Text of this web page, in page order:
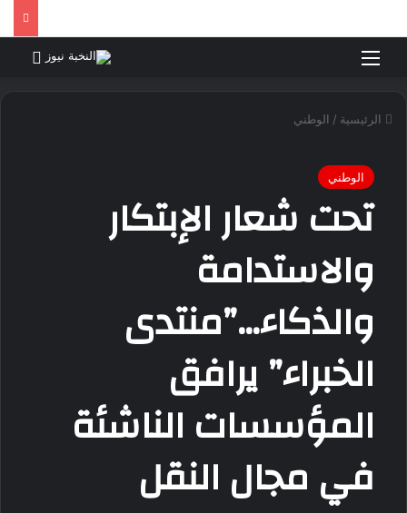
القائمة
الرئيسية / الوطني
الوطني
تحت شعار الإبتكار
والاستدامة
والذكاء…”منتدى
الخبراء” يرافق
المؤسسات الناشئة
في مجال النقل